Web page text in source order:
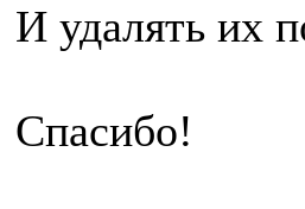
И удалять их
Спасибо!